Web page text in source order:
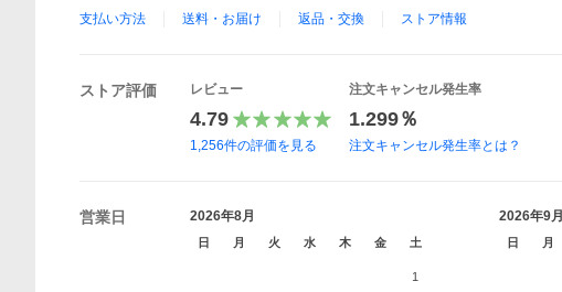
支払い方法 送料・お届け 返品・交換 ストア情報
ストア評価 レビュー
4.79
1,256件の評価を見る
注文キャンセル発生率
1.299％
注文キャンセル発生率とは？
営業日 2026年8月
日 月 火 水 木 金 土
1
2026年9月
日 月